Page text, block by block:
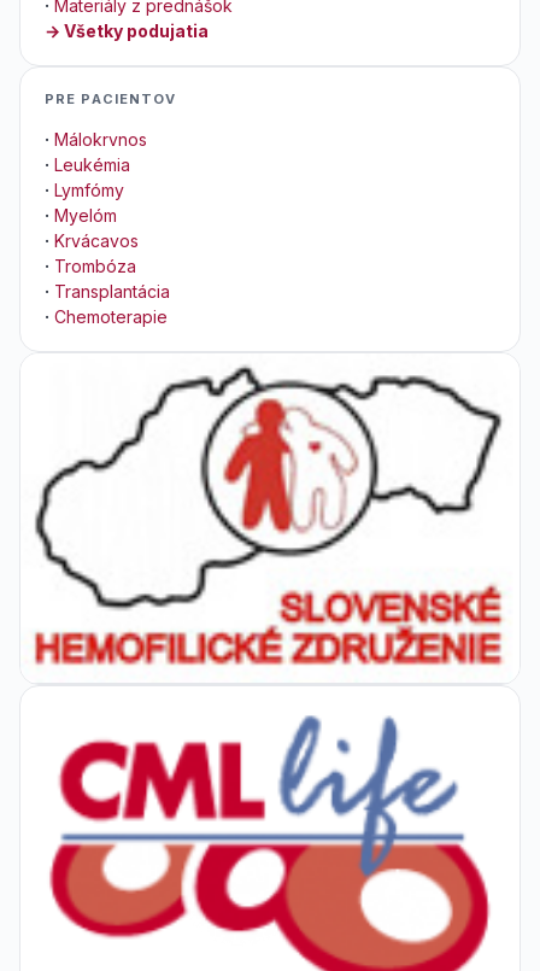
· Materiály z prednášok
→ Všetky podujatia
PRE PACIENTOV
· Málokrvnos
· Leukémia
· Lymfómy
· Myelóm
· Krvácavos
· Trombóza
· Transplantácia
· Chemoterapie